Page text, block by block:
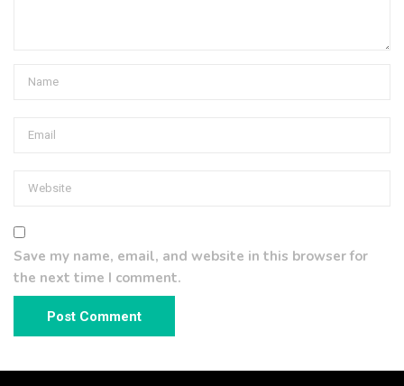
Save my name, email, and website in this browser for
the next time I comment.